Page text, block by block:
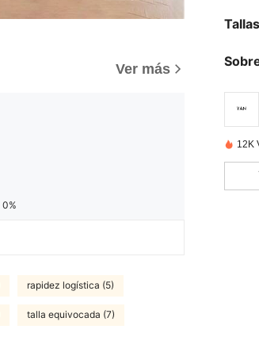
Ver más
0%
rapidez logística (5)
talla equivocada (7)
12K